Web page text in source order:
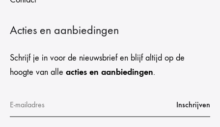
Acties en aanbiedingen
Schrijf je in voor de nieuwsbrief en blijf altijd op de
hoogte van alle acties en aanbiedingen.